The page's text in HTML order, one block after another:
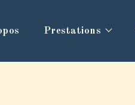
Prestations